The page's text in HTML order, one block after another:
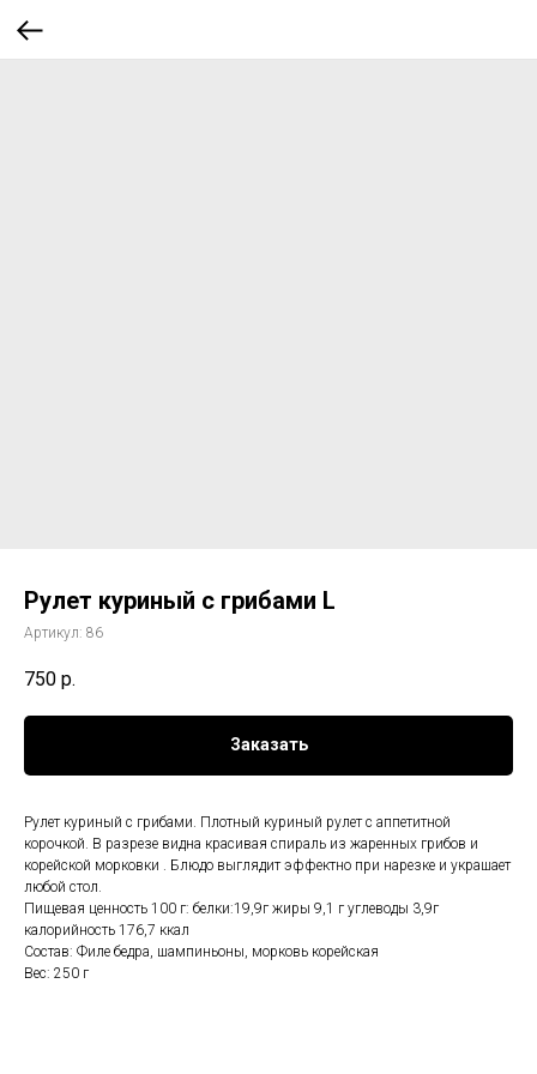
Рулет куриный с грибами L
Артикул: 86
750 р.
Заказать
Рулет куриный с грибами. Плотный куриный рулет с аппетитной
корочкой. В разрезе видна красивая спираль из жаренных грибов и
корейской морковки . Блюдо выглядит эффектно при нарезке и украшает
любой стол.
Пищевая ценность 100 г: белки:19,9г жиры 9,1 г углеводы 3,9г
калорийность 176,7 ккал
Состав: Филе бедра, шампиньоны, морковь корейская
Вес: 250 г